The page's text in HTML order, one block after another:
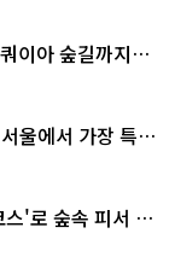
이아 숲길까지…
울에서 가장 특별
'로 숲속 피서 떠